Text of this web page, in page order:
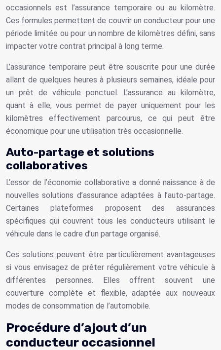
occasionnels est l’assurance temporaire ou au kilomètre.
Ces formules permettent de couvrir un conducteur pour une
période limitée ou pour un nombre de kilomètres défini, sans
impacter votre contrat principal à long terme.
L’assurance temporaire peut être souscrite pour une durée
allant de quelques heures à plusieurs semaines, idéale pour
un prêt de véhicule ponctuel. L’assurance au kilomètre,
quant à elle, vous permet de payer uniquement pour les
kilomètres effectivement parcourus, ce qui peut être
économique pour une utilisation très occasionnelle.
Auto-partage et solutions
collaboratives
L’essor de l’économie collaborative a donné naissance à de
nouvelles solutions d’assurance adaptées à l’auto-partage.
Certaines plateformes proposent des assurances
spécifiques qui couvrent tous les conducteurs utilisant le
véhicule dans le cadre d’un partage organisé.
Ces solutions peuvent être particulièrement avantageuses
si vous envisagez de prêter régulièrement votre véhicule à
différentes personnes. Elles offrent souvent une
couverture complète et flexible, adaptée aux nouveaux
modes de consommation de l’automobile.
Procédure d’ajout d’un
conducteur occasionnel